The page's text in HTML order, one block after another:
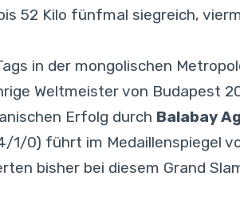
52 Kilo fünfmal siegreich,
in der mongolischen
Weltmeister von Budapest
Erfolg durch Balabay
1/0) führt im Medaillenspiegel
bisher bei diesem Grand